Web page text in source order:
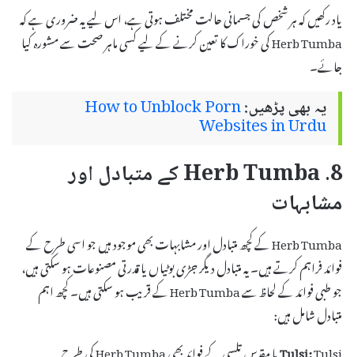
یاد رکھیں کہ ہر شخص کی جسمانی حالت مختلف ہوتی ہے، اس لیے یہ ضروری ہے کہ
Herb Tumba کی خوراک کا تعین کرنے کے لیے کسی ماہر صحت سے مشورہ کیا
جائے۔
یہ بھی پڑھیں:How to Unblock Porn
Websites in Urdu
8. Herb Tumba کے متبادل اور
مشابہات
Herb Tumba کے کچھ متبادل اور مشابہات بھی موجود ہیں جو اسی طرح کے
فوائد فراہم کرتے ہیں۔ یہ متبادل دیگر جڑی بوٹیاں یا قدرتی مصنوعات ہو سکتی ہیں،
جو طبی فوائد کے لحاظ سے Herb Tumba کے قریب ہو سکتی ہیں۔ کچھ اہم
متبادل شامل ہیں:
Tulsi:
Tulsi یا مقدس تلسی کے فوائد بھی Herb Tumba کی طرح